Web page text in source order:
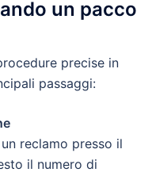
un pacco
precise in
passaggi:
reclamo presso il
il numero di